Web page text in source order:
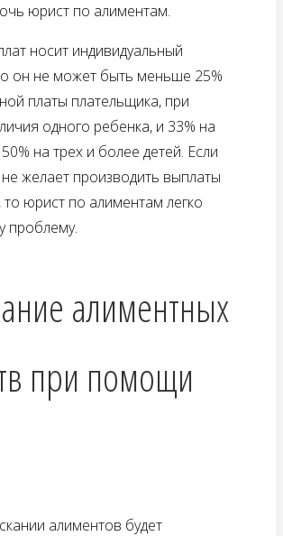
юрист по алиментам.
носит индивидуальный
он не может быть меньше 25%
платы плательщика, при
одного ребенка, и 33% на
на трех и более детей. Если
желает производить выплаты
юрист по алиментам легко
проблему.
алиментных
при помощи
алиментов будет